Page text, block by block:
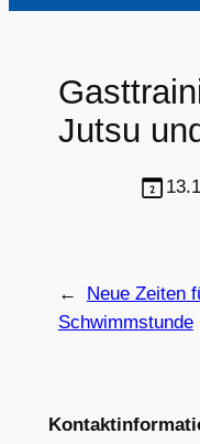
Jutsu
←
Neue Zeiten
Schwimmstunde